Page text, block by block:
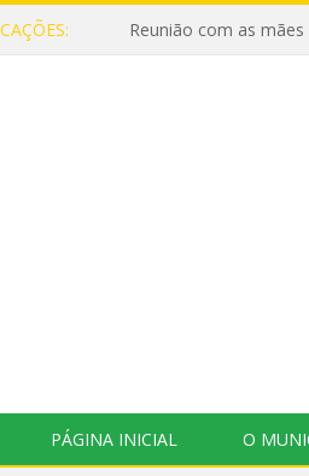
Reunião com as mães
PÁGINA INICIAL O